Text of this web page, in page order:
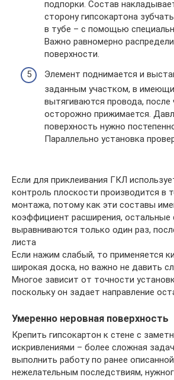
подпорки. Состав
сторону гипсокартона
в тубе – с помощью
Важно равномерно
поверхности.
Элемент поднимается и
заданным участком, в
вытягиваются провода, после
осторожно прижимается.
поверхность нужно
Параллельно установка
Если для приклеивания ГКЛ
контроль плоскости производится в
монтажа, потому как эти составы
коэффициент расширения, остальные
выравниваются только один раз,
листа
Если нажим слабый, то применяется
широкая доска, но важно не давить
Многое зависит от точности
поскольку он задает направление
Умеренно неровная поверхность
Крепить гипсокартон к стене с
искривлениями – более сложная
выполнить работу по ранее
нежелательным последствиям,